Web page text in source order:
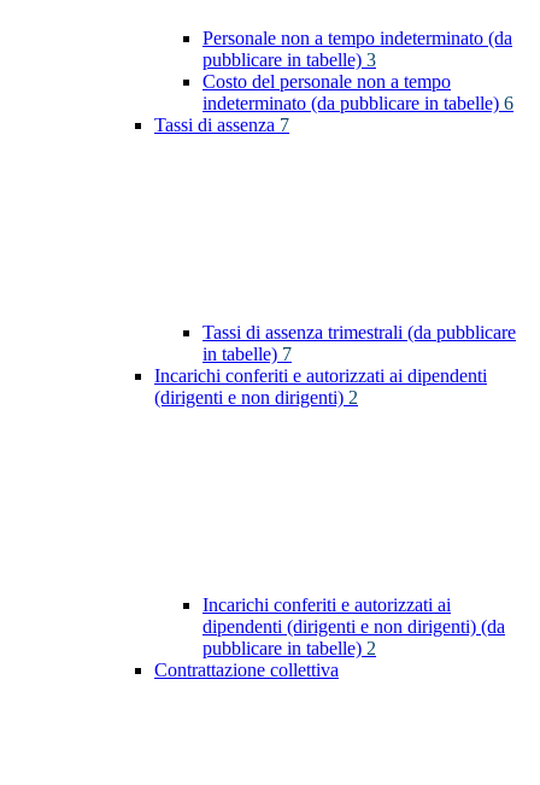
Personale non a tempo indeterminato (da
pubblicare in tabelle) 3
Costo del personale non a tempo
indeterminato (da pubblicare in tabelle) 6
Tassi di assenza 7
Tassi di assenza trimestrali (da pubblicare
in tabelle) 7
Incarichi conferiti e autorizzati ai dipendenti
(dirigenti e non dirigenti) 2
Incarichi conferiti e autorizzati ai
dipendenti (dirigenti e non dirigenti) (da
pubblicare in tabelle) 2
Contrattazione collettiva